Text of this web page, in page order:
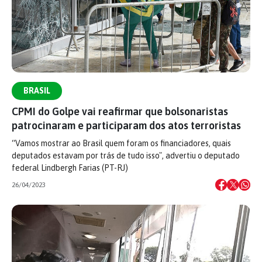
BRASIL
CPMI do Golpe vai reafirmar que bolsonaristas
patrocinaram e participaram dos atos terroristas
“Vamos mostrar ao Brasil quem foram os financiadores, quais
deputados estavam por trás de tudo isso", advertiu o deputado
federal Lindbergh Farias (PT-RJ)
26/04/2023